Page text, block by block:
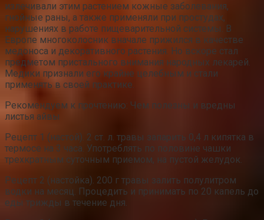
излечивали этим растением кожные заболевания,
гнойные раны, а также применяли при простудах,
нарушениях в работе пищеварительной системы. В
Европе многоколосник вначале прижился в качестве
медоноса и декоративного растения. Но вскоре стал
предметом пристального внимания народных лекарей.
Медики признали его крайне целебным и стали
применять в своей практике.
Рекомендуем к прочтению: Чем полезны и вредны
листья айвы
Рецепт 1 (настой). 2 ст. л. травы запарить 0,4 л кипятка в
термосе на 3 часа. Употреблять по половине чашки
трехкратным суточным приемом, на пустой желудок.
Рецепт 2 (настойка). 200 г травы залить полулитром
водки на месяц. Процедить и принимать по 20 капель до
еды трижды в течение дня.